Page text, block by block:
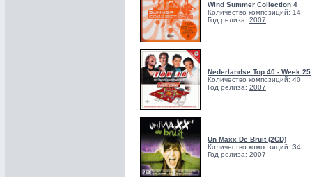
Wind Summer Collection 4
Количество композиций: 14
Год релиза: 2007
Nederlandse Top 40 - Week 25
Количество композиций: 40
Год релиза: 2007
Un Maxx De Bruit (2CD)
Количество композиций: 34
Год релиза: 2007